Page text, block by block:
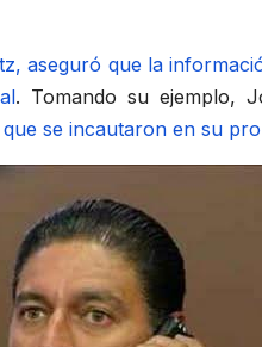
aseguró que la
. Tomando su ejemplo,
se incautaron en su